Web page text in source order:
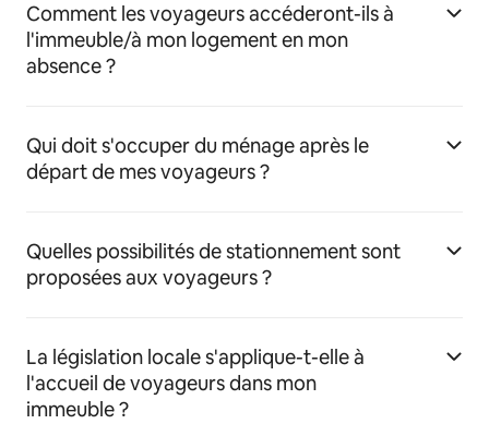
Comment les voyageurs accéderont-ils à
l'immeuble/à mon logement en mon
absence ?
Qui doit s'occuper du ménage après le
départ de mes voyageurs ?
Quelles possibilités de stationnement sont
proposées aux voyageurs ?
La législation locale s'applique-t-elle à
l'accueil de voyageurs dans mon
immeuble ?